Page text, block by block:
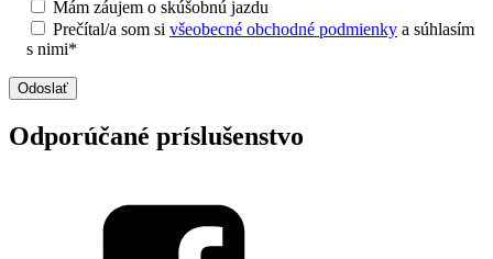
Mám záujem o skúšobnú jazdu
Prečítal/a som si všeobecné obchodné podmienky a súhlasím
s nimi*
Odporúčané príslušenstvo